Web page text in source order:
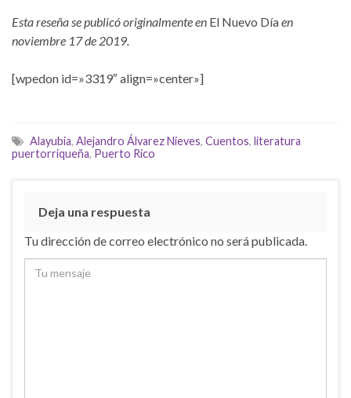
Esta reseña se publicó originalmente en El Nuevo Díaen
noviembre 17 de 2019.
[wpedon id=»3319″ align=»center»]
Alayubia, Alejandro Álvarez Nieves, Cuentos, literatura
puertorriqueña, Puerto Rico
Deja una respuesta
Tu dirección de correo electrónico no será publicada.